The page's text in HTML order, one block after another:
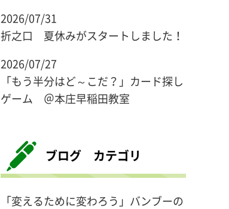
2026/07/31
折之口 夏休みがスタートしました！
2026/07/27
「もう半分はど～こだ？」カード探し
ゲーム ＠本庄早稲田教室
ブログ カテゴリ
「変えるために変わろう」バンブーの